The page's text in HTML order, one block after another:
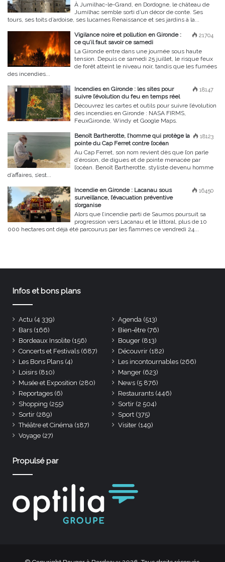
À Jumilhac-le-Grand, en Dordogne, le château de
Jumilhac semble sorti d’un décor de conte. Ses
tours, ses toits d’ardoise, ses lucarnes Renaissance et ses jardins à la...
21704
Vigilance noire et pollution en Gironde :
ce qu’il faut savoir ce samedi
La Gironde entre dans une journée sous haute
tension. Depuis ce samedi 25 juillet, le risque feux
de forêt atteint le niveau noir, tandis que les fumées
des incendies...
18147
Incendies en Gironde : les sites pour
suivre l’évolution du feu en temps réel
Découvrez les cartes et outils pour suivre l’évolution
des incendies en Gironde : NASA FIRMS,
FeuxGironde, Windy et Google Maps.
18123
Benoît Bartherotte, l’homme qui protège la
pointe du Cap Ferret contre l’océan
Au Cap Ferret, son nom revient dès que l’on parle
d’érosion, de digues et de pointe menacée par
l’océan. Benoît Bartherotte, styliste devenu homme
d’affaires, s’est...
16450
Incendie en Gironde : Lacanau sous
surveillance, l’évacuation préventive
s’organise
Alors que l’incendie parti de Saumos poursuit sa
progression vers Lacanau et le littoral, plus de 10
000 hectares ont déjà été parcourus par les flammes ce vendredi 24...
Infos et bons plans
Actu (4 339) Agenda (513)
Bars (166) Bien-être (76)
Bordeaux Insolite (156) Bouger (813)
Concerts et Festivals (687) Découvrir (182)
Les Bons Plans (4) Les incontournables (266)
Loisirs (810) Manger (623)
Musée et Exposition (280) News (5 876)
Reportages (6) Restaurants (446)
Shopping (255) Sortir (2 504)
Sortir (289) Sport (375)
Théâtre et Cinéma (187) Visiter (149)
Voyage (27)
Propulsé par